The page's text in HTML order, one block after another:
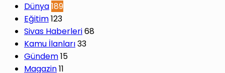
Dünya189
Eğitim123
Sivas Haberleri68
Kamu İlanları33
Gündem15
Magazin11